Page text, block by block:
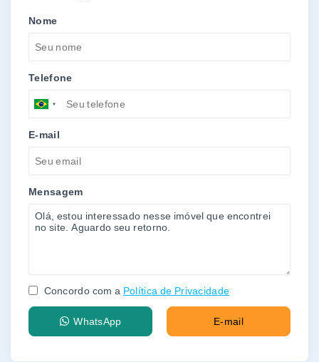
Nome
Telefone
E-mail
Mensagem
Concordo com a Política de Privacidade
WhatsApp E-mail